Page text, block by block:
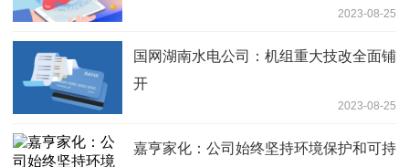
2023-08-25
国网湖南水电公司：机组重大技改全面铺
开
2023-08-25
嘉亨家化：公司始终坚持环境保护和可持